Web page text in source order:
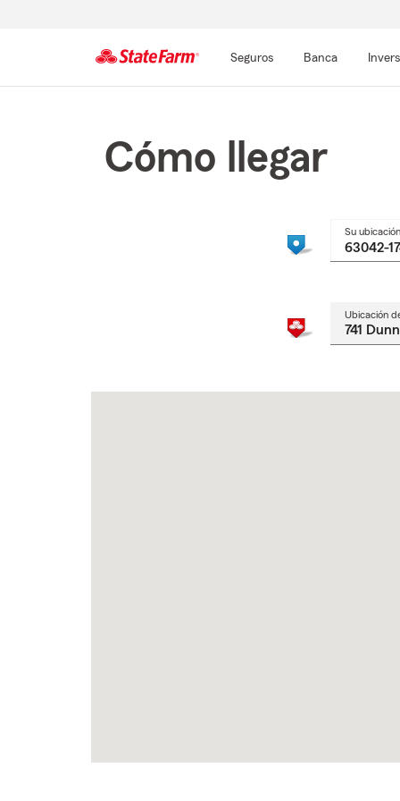
Seguros Banca
Cómo llegar
Su ubicación
Ubicación